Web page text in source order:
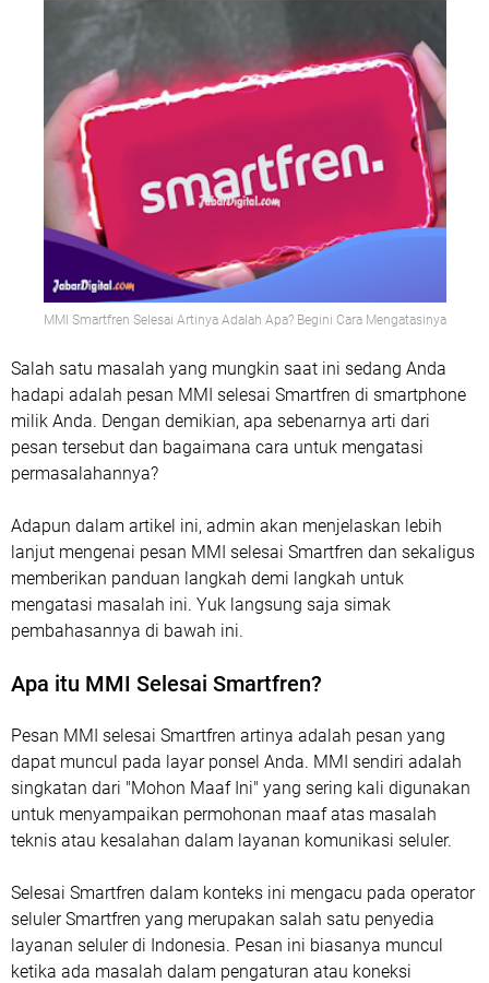
MMI Smartfren Selesai Artinya Adalah Apa? Begini Cara Mengatasinya
Salah satu masalah yang mungkin saat ini sedang Anda
hadapi adalah pesan MMI selesai Smartfren di smartphone
milik Anda. Dengan demikian, apa sebenarnya arti dari
pesan tersebut dan bagaimana cara untuk mengatasi
permasalahannya?
Adapun dalam artikel ini, admin akan menjelaskan lebih
lanjut mengenai pesan MMI selesai Smartfren dan sekaligus
memberikan panduan langkah demi langkah untuk
mengatasi masalah ini. Yuk langsung saja simak
pembahasannya di bawah ini.
Apa itu MMI Selesai Smartfren?
Pesan MMI selesai Smartfren artinya adalah pesan yang
dapat muncul pada layar ponsel Anda. MMI sendiri adalah
singkatan dari "Mohon Maaf Ini" yang sering kali digunakan
untuk menyampaikan permohonan maaf atas masalah
teknis atau kesalahan dalam layanan komunikasi seluler.
Selesai Smartfren dalam konteks ini mengacu pada operator
seluler Smartfren yang merupakan salah satu penyedia
layanan seluler di Indonesia. Pesan ini biasanya muncul
ketika ada masalah dalam pengaturan atau koneksi